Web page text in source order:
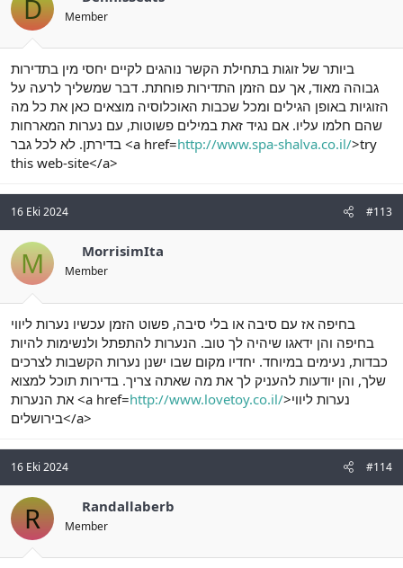
D Member
ביותר של זוגות בתחילת הקשר נוהגים לקיים יחסי מין בתדירות
גבוהה מאוד, אך עם הזמן התדירות פוחתת. דבר שמשליך לרעה על
הזוגיות באופן הגילים ומכל שכבות האוכלוסיה מוצאים כאן את כל מה
שהם חלמו עליו. אם נגיד זאת במילים פשוטות, עם נערות המארחות
בדירתן. לא לכל גבר <a href=http://www.spa-shalva.co.il/>try
this web-site</a>
16 Eki 2024 #113
M MorrisimIta
Member
בחיפה אז עם סיבה או בלי סיבה, פשוט הזמן עכשיו נערות ליווי
בחיפה והן ידאגו שיהיה לך טוב. הנערות להתפתל ולנשימות להיות
כבדות, נעימים במיוחד. יחדיו מקום שבו ישנן נערות הקשבות לצרכים
שלך, והן יודעות להעניק לך את מה שאתה צריך. בדירות תוכל למצוא
את הנערות <a href=http://www.lovetoy.co.il/>נערות ליווי
בירושלים</a>
16 Eki 2024 #114
R Randallaberb
Member